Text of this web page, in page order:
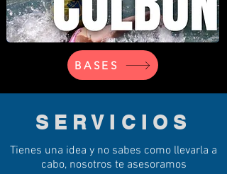
BASES
SERVICIOS
Tienes una idea y no sabes como llevarla a
cabo, nosotros te asesoramos